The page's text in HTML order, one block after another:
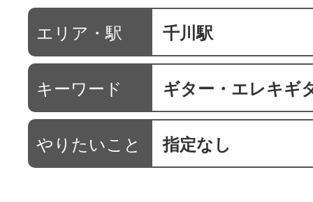
スクールを
駅・路線か
通信講座を
エリア・駅 千川駅
キーワード ギター・エレキギ
やりたいこと 指定なし